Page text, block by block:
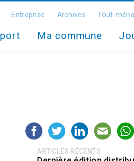
Entreprise Archives Tout-
Ma commune
ARTICLES RÉCENTS